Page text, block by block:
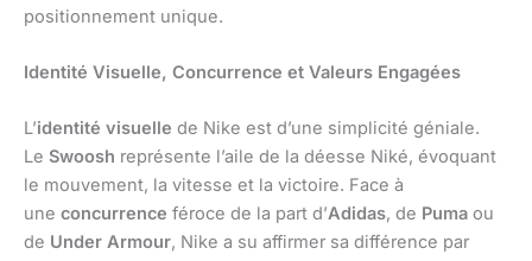
positionnement unique.
Identité Visuelle, Concurrence et Valeurs Engagées
L’identité visuelle de Nike est d’une simplicité géniale.
Le Swoosh représente l’aile de la déesse Niké, évoquant
le mouvement, la vitesse et la victoire. Face à
une concurrence féroce de la part d’Adidas, de Puma ou
de Under Armour, Nike a su affirmer sa différence par